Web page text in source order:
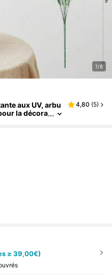
1/8
aux UV, arbu
la décora
4,80 (5)
≥ 39,00€)